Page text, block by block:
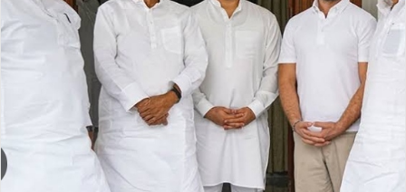
o
n
T
w
i
t
e
e
a
l